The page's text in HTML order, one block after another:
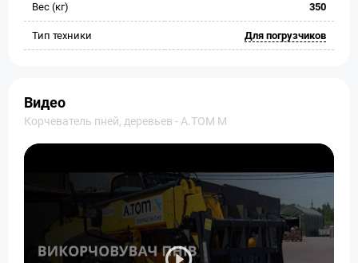
Вес (кг) 350
Тип техники Для погрузчиков
Видео
Корчеватель пней, деревьев - A.TOM M